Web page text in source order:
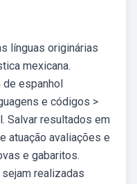
línguas originárias
mexicana.
espanhol
e códigos >
Salvar resultados em
atuação avaliações e
e gabaritos.
realizadas